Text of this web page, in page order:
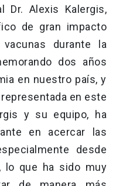
Dr. Alexis Kalergis,
de gran impacto
durante la
dos años
en nuestro país, y
en este
y su equipo, ha
en acercar las
desde
lo que ha sido muy